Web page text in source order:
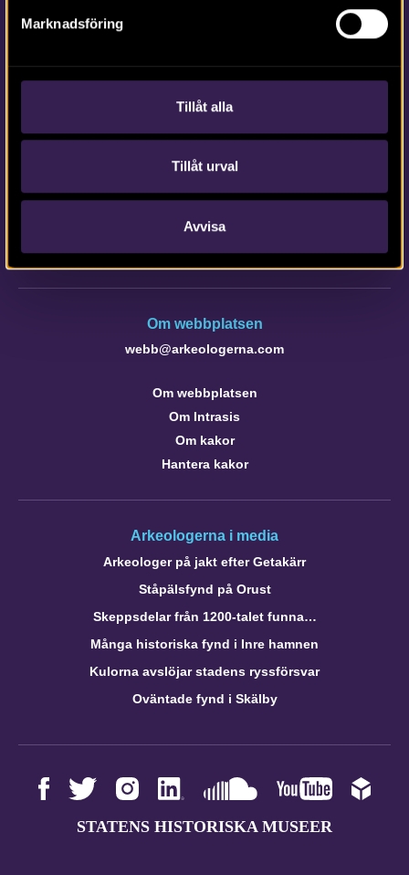
Marknadsföring
Tillåt alla
Tillåt urval
Avvisa
Kontakta Arkeologerna
Tfn vx: 010-480 80 00
info@arkeologerna.com
Om webbplatsen
webb@arkeologerna.com
Om webbplatsen
Om Intrasis
Om kakor
Hantera kakor
Arkeologerna i media
Arkeologer på jakt efter Getakärr
Ståpälsfynd på Orust
Skeppsdelar från 1200-talet funna…
Många historiska fynd i Inre hamnen
Kulorna avslöjar stadens ryssförsvar
Oväntade fynd i Skälby
STATENS HISTORISKA MUSEER